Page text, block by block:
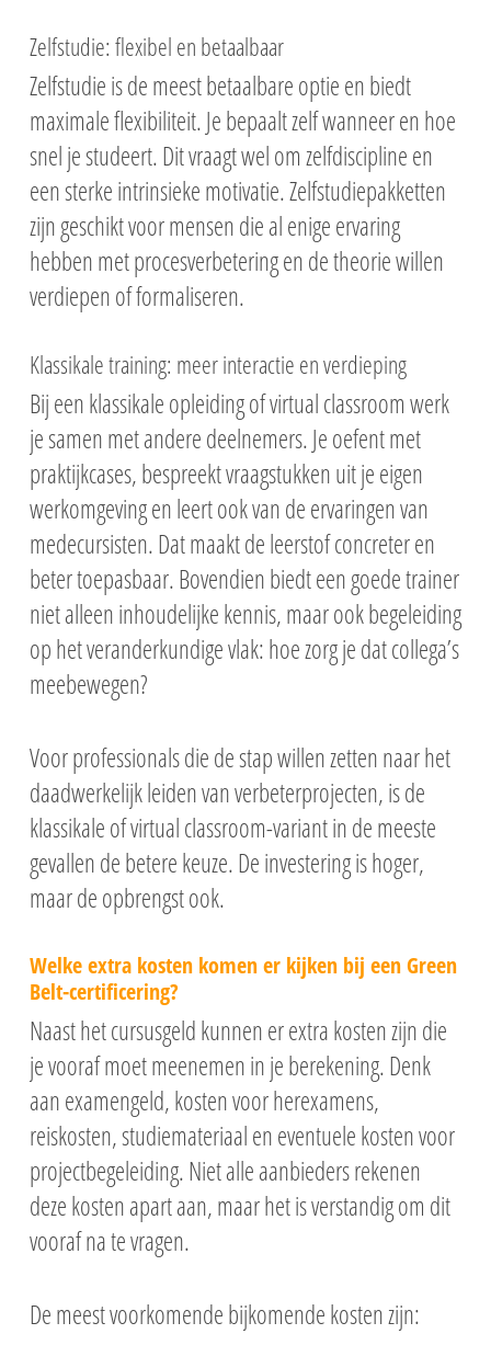
Zelfstudie: flexibel en betaalbaar
Zelfstudie is de meest betaalbare optie en biedt
maximale flexibiliteit. Je bepaalt zelf wanneer en hoe
snel je studeert. Dit vraagt wel om zelfdiscipline en
een sterke intrinsieke motivatie. Zelfstudiepakketten
zijn geschikt voor mensen die al enige ervaring
hebben met procesverbetering en de theorie willen
verdiepen of formaliseren.
Klassikale training: meer interactie en verdieping
Bij een klassikale opleiding of virtual classroom werk
je samen met andere deelnemers. Je oefent met
praktijkcases, bespreekt vraagstukken uit je eigen
werkomgeving en leert ook van de ervaringen van
medecursisten. Dat maakt de leerstof concreter en
beter toepasbaar. Bovendien biedt een goede trainer
niet alleen inhoudelijke kennis, maar ook begeleiding
op het veranderkundige vlak: hoe zorg je dat collega’s
meebewegen?
Voor professionals die de stap willen zetten naar het
daadwerkelijk leiden van verbeterprojecten, is de
klassikale of virtual classroom-variant in de meeste
gevallen de betere keuze. De investering is hoger,
maar de opbrengst ook.
Welke extra kosten komen er kijken bij een Green
Belt-certificering?
Naast het cursusgeld kunnen er extra kosten zijn die
je vooraf moet meenemen in je berekening. Denk
aan examengeld, kosten voor herexamens,
reiskosten, studiemateriaal en eventuele kosten voor
projectbegeleiding. Niet alle aanbieders rekenen
deze kosten apart aan, maar het is verstandig om dit
vooraf na te vragen.
De meest voorkomende bijkomende kosten zijn: